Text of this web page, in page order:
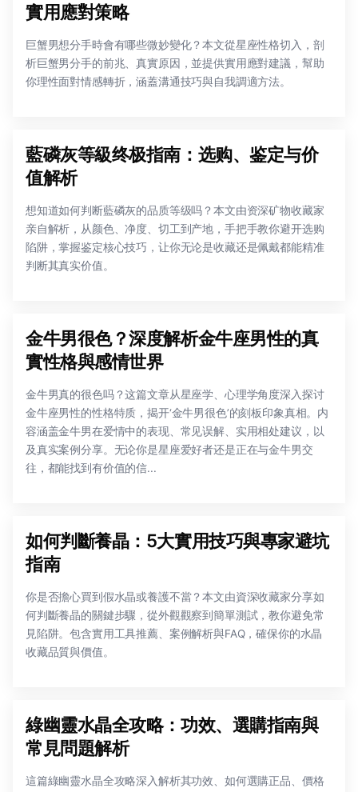
實用應對策略
巨蟹男想分手時會有哪些微妙變化？本文從星座性格切入，剖
析巨蟹男分手的前兆、真實原因，並提供實用應對建議，幫助
你理性面對情感轉折，涵蓋溝通技巧與自我調適方法。
藍磷灰等級终极指南：选购、鉴定与价
值解析
想知道如何判断藍磷灰的品质等级吗？本文由资深矿物收藏家
亲自解析，从颜色、净度、切工到产地，手把手教你避开选购
陷阱，掌握鉴定核心技巧，让你无论是收藏还是佩戴都能精准
判断其真实价值。
金牛男很色？深度解析金牛座男性的真
實性格與感情世界
金牛男真的很色吗？这篇文章从星座学、心理学角度深入探讨
金牛座男性的性格特质，揭开‘金牛男很色’的刻板印象真相。内
容涵盖金牛男在爱情中的表现、常见误解、实用相处建议，以
及真实案例分享。无论你是星座爱好者还是正在与金牛男交
往，都能找到有价值的信...
如何判斷養晶：5大實用技巧與專家避坑
指南
你是否擔心買到假水晶或養護不當？本文由資深收藏家分享如
何判斷養晶的關鍵步驟，從外觀觀察到簡單測試，教你避免常
見陷阱。包含實用工具推薦、案例解析與FAQ，確保你的水晶
收藏品質與價值。
綠幽靈水晶全攻略：功效、選購指南與
常見問題解析
這篇綠幽靈水晶全攻略深入解析其功效、如何選購正品、價格